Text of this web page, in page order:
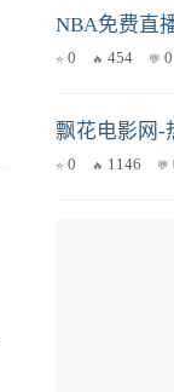
0 454 0
0 1146